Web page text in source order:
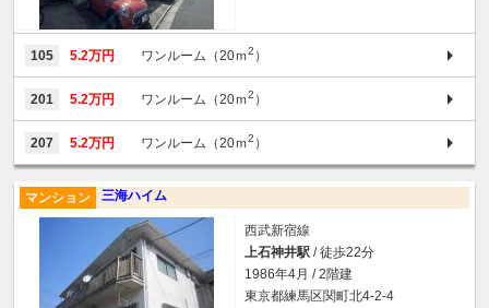
105 5.2万円 ワンルーム（20ｍ2 ）
201 5.2万円 ワンルーム（20ｍ2 ）
207 5.2万円 ワンルーム（20ｍ2 ）
三海ハイム
マンション
西武新宿線
上石神井駅 / 徒歩22分
1986年4月 / 2階建
東京都練馬区関町北4-2-4